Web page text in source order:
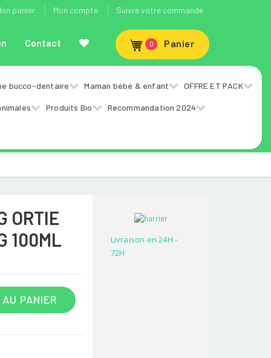
panier Mon compte Suivre votre commande
Contact 0 Panier
bucco-dentaire Maman bébé & enfant OFFRE ET PACK
Produits Bio Recommandation 2024
ORTIE
100ML
PANIER
Livraison en 24H -
72H